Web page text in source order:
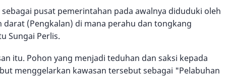
pusat pemerintahan pada awalnya diduduki oleh
(Pengkalan) di mana perahu dan tongkang
Sungai Perlis.
itu. Pohon yang menjadi teduhan dan saksi kepada
menggelarkan kawasan tersebut sebagai "Pelabuhan